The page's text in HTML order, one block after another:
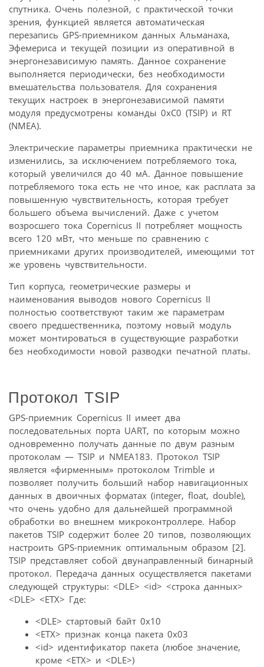
спутника. Очень полезной, с практической точки
зрения, функцией является автоматическая
перезапись GPS-приемником данных Альманаха,
Эфемериса и текущей позиции из оперативной в
энергонезависимую память. Данное сохранение
выполняется периодически, без необходимости
вмешательства пользователя. Для сохранения
текущих настроек в энергонезависимой памяти
модуля предусмотрены команды 0xC0 (TSIP) и RT
(NMEA).
Электрические параметры приемника практически не
изменились, за исключением потребляемого тока,
который увеличился до 40 мА. Данное повышение
потребляемого тока есть не что иное, как расплата за
повышенную чувствительность, которая требует
большего объема вычислений. Даже с учетом
возросшего тока Copernicus II потребляет мощность
всего 120 мВт, что меньше по сравнению с
приемниками других производителей, имеющими тот
же уровень чувствительности.
Тип корпуса, геометрические размеры и
наименования выводов нового Copernicus II
полностью соответствуют таким же параметрам
своего предшественника, поэтому новый модуль
может монтироваться в существующие разработки
без необходимости новой разводки печатной платы.
Протокол TSIP
GPS-приемник Copernicus II имеет два
последовательных порта UART, по которым можно
одновременно получать данные по двум разным
протоколам — TSIP и NMEA183. Протокол TSIP
является «фирменным» протоколом Trimble и
позволяет получить больший набор навигационных
данных в двоичных форматах (integer, float, double),
что очень удобно для дальнейшей программной
обработки во внешнем микроконтроллере. Набор
пакетов TSIP содержит более 20 типов, позволяющих
настроить GPS-приемник оптимальным образом [2].
TSIP представляет собой двунаправленный бинарный
протокол. Передача данных осуществляется пакетами
следующей структуры: <DLE> <id> <строка данных>
<DLE> <ETX> Где:
<DLE> стартовый байт 0x10
<ETX> признак конца пакета 0x03
<id> идентификатор пакета (любое значение,
кроме <ETX> и <DLE>)